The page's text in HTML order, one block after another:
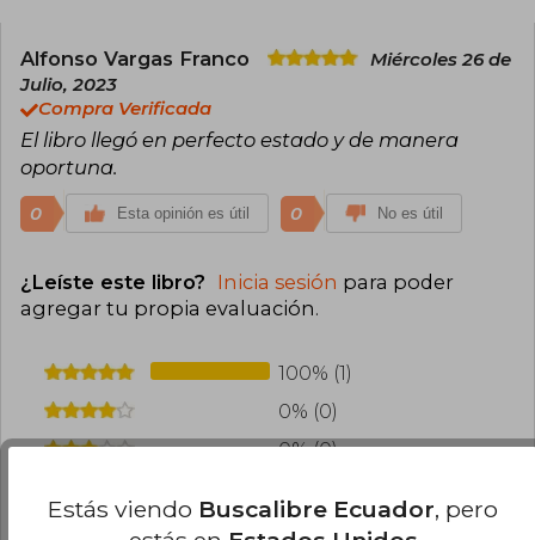
Alfonso Vargas Franco
Miércoles 26 de
Julio, 2023
Compra Verificada
El libro llegó en perfecto estado y de manera
oportuna.
0 Esta opinión es útil 0 No es útil
¿Leíste este libro? Inicia sesión para poder
agregar tu propia evaluación.
100% (1)
0% (0)
0% (0)
Estás viendo Buscalibre Ecuador, pero